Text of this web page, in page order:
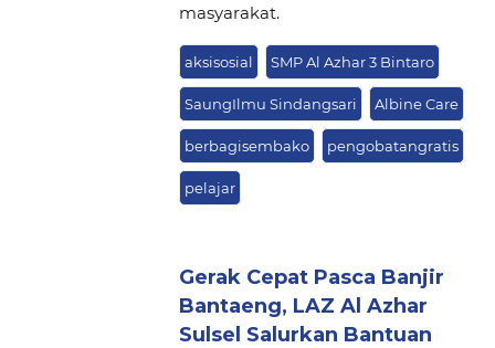
masyarakat.
aksisosial SMP Al Azhar 3 Bintaro
SaungIlmu Sindangsari Albine Care
berbagisembako pengobatangratis
pelajar
Gerak Cepat Pasca Banjir
Bantaeng, LAZ Al Azhar
Sulsel Salurkan Bantuan